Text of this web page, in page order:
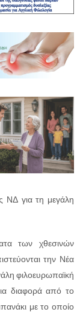
ΝΔ για τη μεγάλη
των χθεσινών
την Νέα
φιλοευρωπαϊκή
διαφορά από το
με το οποίο